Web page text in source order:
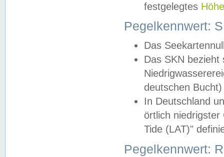
festgelegtes
Pegelkennwert:
Das
Das SKN
deutschen
In Deutschland
örtlich
Tide (LAT)"
Pegelkennwert: